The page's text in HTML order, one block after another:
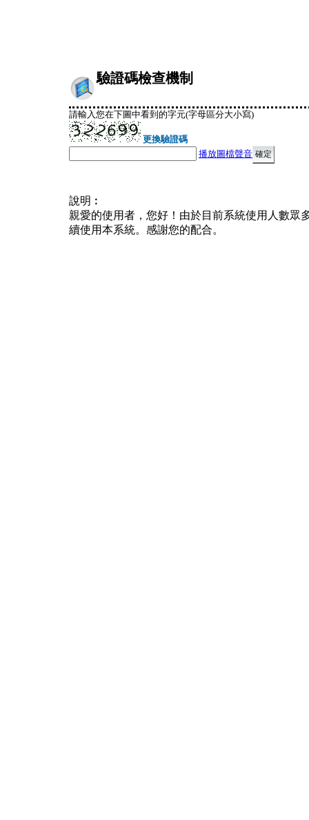
驗證碼檢查機制
請輸入您在下圖中看到的字元(字母區分大小寫)
更換驗證碼
播放圖檔聲音
說明︰
親愛的使用者，您好！由於目前系統使用人數眾
續使用本系統。感謝您的配合。